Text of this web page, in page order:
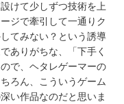
けて少しずつ技術を上
ジで牽引して一通りク
てみない？という誘導
ありがちな、「下手く
で、ヘタレゲーマーの
ろん、こういうゲーム
い作品なのだと思いま